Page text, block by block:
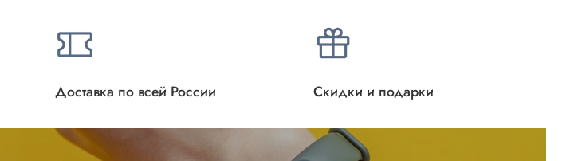
Доставка по всей России Скидки и подарки